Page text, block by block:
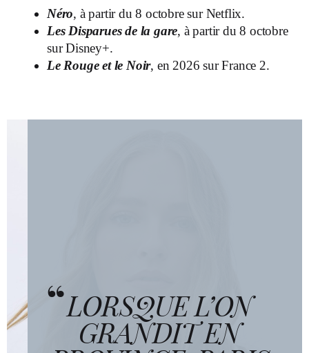
Néro, à partir du 8 octobre sur Netflix.
Les Disparues de la gare, à partir du 8 octobre
sur Disney+.
LeRouge et le Noir, en 2026 sur France 2.
LORSQUE L’ON
GRANDIT EN